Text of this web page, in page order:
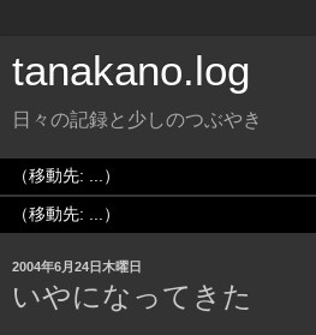
tanakano.log
日々の記録と少しのつぶやき
2004年6月24日木曜日
いやになってきた